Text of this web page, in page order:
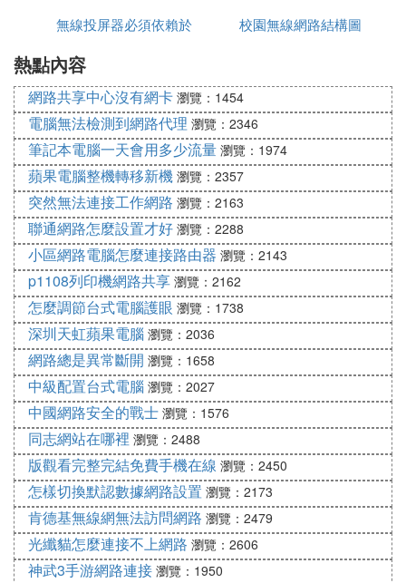
軟體
無線投屏器必須依賴於
校園無線網路結構圖
熱點內容
網路共享中心沒有網卡 瀏覽：1454
電腦無法檢測到網路代理 瀏覽：2346
筆記本電腦一天會用多少流量 瀏覽：1974
蘋果電腦整機轉移新機 瀏覽：2357
突然無法連接工作網路 瀏覽：2163
聯通網路怎麼設置才好 瀏覽：2288
小區網路電腦怎麼連接路由器 瀏覽：2143
p1108列印機網路共享 瀏覽：2162
怎麼調節台式電腦護眼 瀏覽：1738
深圳天虹蘋果電腦 瀏覽：2036
網路總是異常斷開 瀏覽：1658
中級配置台式電腦 瀏覽：2027
中國網路安全的戰士 瀏覽：1576
同志網站在哪裡 瀏覽：2488
版觀看完整完結免費手機在線 瀏覽：2450
怎樣切換默認數據網路設置 瀏覽：2173
肯德基無線網無法訪問網路 瀏覽：2479
光纖貓怎麼連接不上網路 瀏覽：2606
神武3手游網路連接 瀏覽：1950